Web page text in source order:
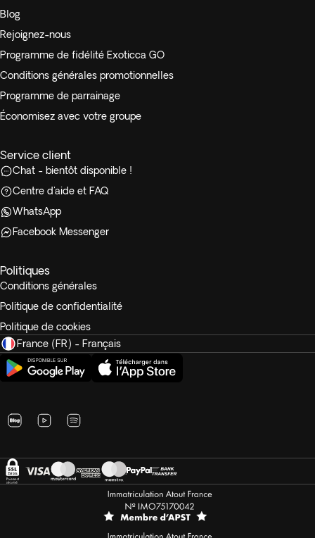
Blog
Rejoignez-nous
Programme de fidélité Exoticca GO
Conditions générales promotionnelles
Programme de parrainage
Économisez avec votre groupe
Service client
Chat - bientôt disponible !
Centre d'aide et FAQ
WhatsApp
Facebook Messenger
Politiques
Conditions générales
Politique de confidentialité
Politique de cookies
France (FR) - Français